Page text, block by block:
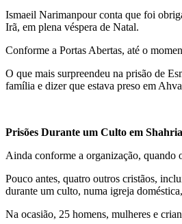
Ismaeil Narimanpour conta que foi
Irã, em plena véspera de Natal.
Conforme a Portas Abertas, até o
O que mais surpreendeu na prisão de
família e dizer que estava preso em
Prisões Durante um Culto em
Ainda conforme a organização, quando
Pouco antes, quatro outros cristãos,
durante um culto, numa igreja
Na ocasião, 25 homens, mulheres e